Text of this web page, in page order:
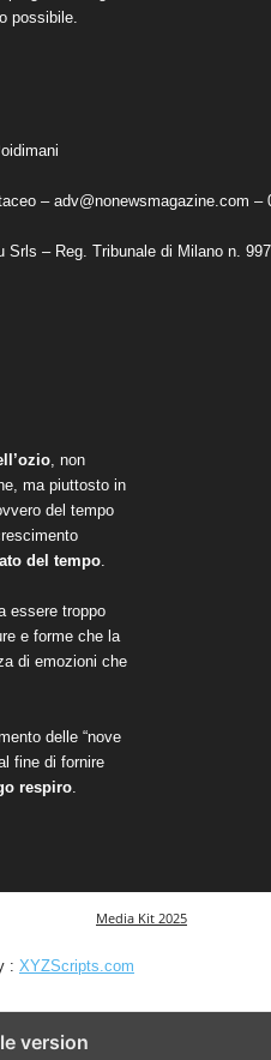
possibile.
– adv@nonewsmagazine.com –
Srls – Reg. Tribunale di Milano n.
, non
ma piuttosto in
del tempo
del tempo.
essere troppo
e forme che la
di emozioni che
delle “nove
fine di fornire
respiro.
Media Kit 2025
: XYZScripts.com
version